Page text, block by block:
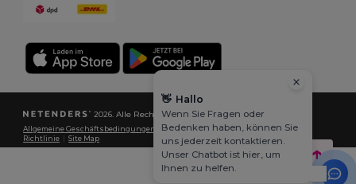
2026. Alle Rechte vorbehalten
Allgemeine Geschäftsbedingungen |Datenschutzbestimmungen| Cookie-
Richtlinie |Site Map
👋 Hallo
Wenn Sie Fragen oder
Bedenken haben, können Sie
uns jederzeit kontaktieren.
Unser Chatbot ist hier, um
Ihnen zu helfen.